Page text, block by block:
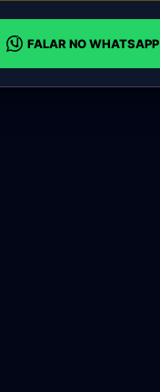
FALAR NO WHATSAPP